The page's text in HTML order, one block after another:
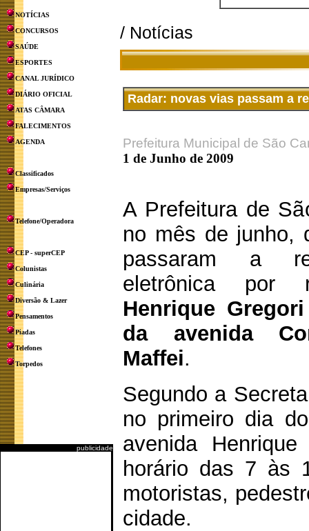
NOTÍCIAS
CONCURSOS
SAÚDE
ESPORTES
CANAL JURÍDICO
DIÁRIO OFICIAL
ATAS CÂMARA
FALECIMENTOS
AGENDA
Classificados
Empresas/Serviços
Telefone/Operadora
CEP - superCEP
Colunistas
Culinária
Diversão & Lazer
Pensamentos
Piadas
Telefones
Torpedos
publicidade
/ Notícias
Radar: novas vias passam a
Prefeitura Municipal de São
1 de Junho de 2009
A Prefeitura de
no mês de junho,
passaram a
eletrônica
Henrique
da avenida
Maffei.
Segundo a
no primeiro dia
avenida
horário das 7 às
motoristas,
cidade.